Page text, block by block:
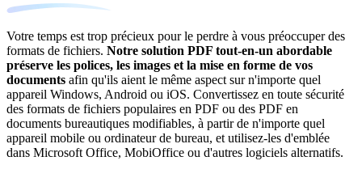
Votre temps est trop précieux pour le perdre à vous préoccuper des
formats de fichiers. Notre solution PDF tout-en-un abordable
préserve les polices, les images et la mise en forme de vos
documents afin qu'ils aient le même aspect sur n'importe quel
appareil Windows, Android ou iOS. Convertissez en toute sécurité
des formats de fichiers populaires en PDF ou des PDF en
documents bureautiques modifiables, à partir de n'importe quel
appareil mobile ou ordinateur de bureau, et utilisez-les d'emblée
dans Microsoft Office, MobiOffice ou d'autres logiciels alternatifs.